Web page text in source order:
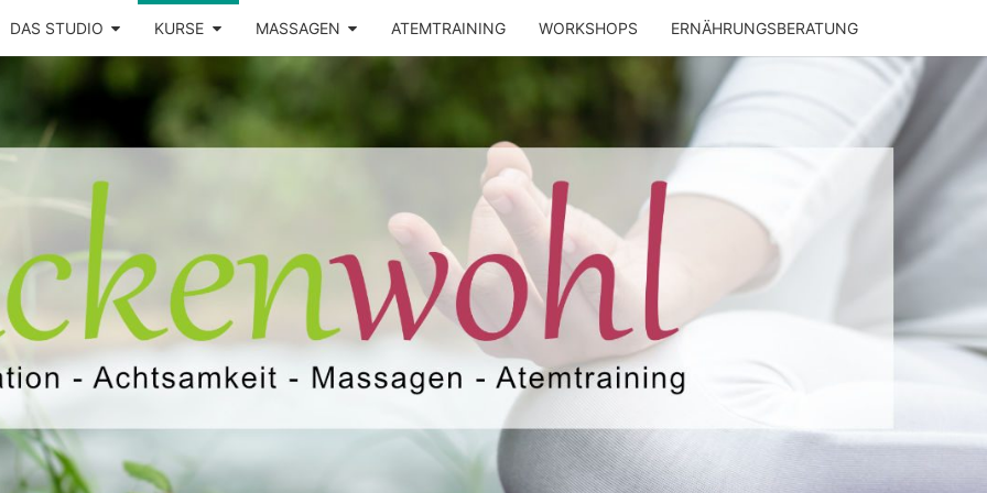
DAS STUDIO KURSE MASSAGEN ATEMTRAINING WORKSHOPS ERNÄHRUNGSBERATUNG
RÜCKENWOHL
Yoga –
Atemtraining
– Massage